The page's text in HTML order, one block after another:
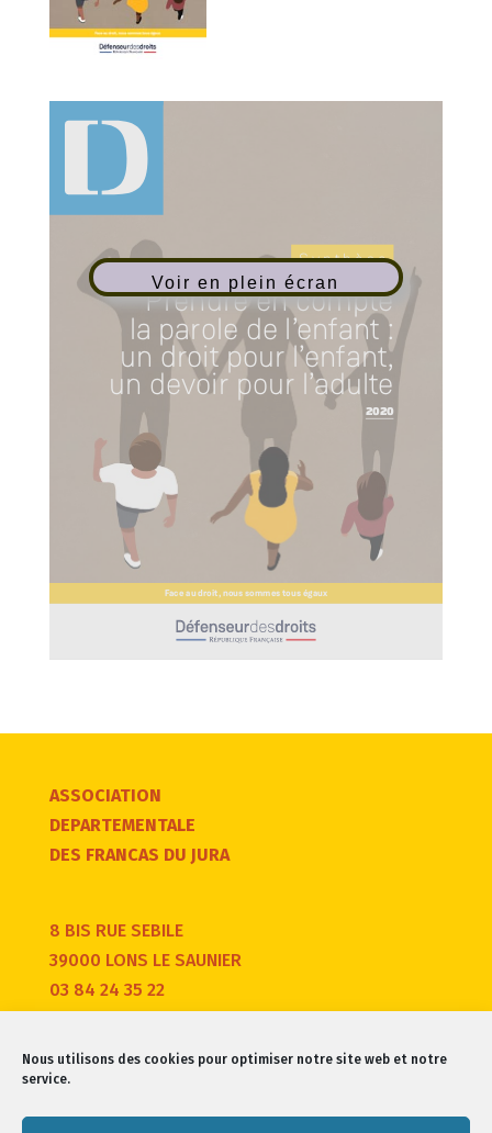
Nous utilisons des cookies pour optimiser notre site web et notre
service.
Voir en plein écran
ASSOCIATION
DEPARTEMENTALE
DES FRANCAS DU JURA
8 BIS RUE SEBILE
39000 LONS LE SAUNIER
03 84 24 35 22